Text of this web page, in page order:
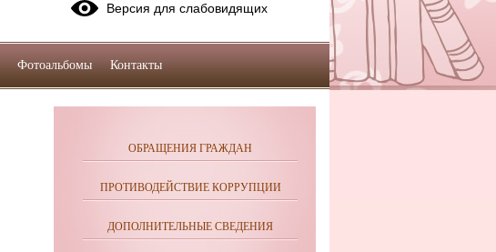
ОБРАЩЕНИЯ ГРАЖДАН
ПРОТИВОДЕЙСТВИЕ КОРРУПЦИИ
ДОПОЛНИТЕЛЬНЫЕ СВЕДЕНИЯ
Версия для слабовидящих
Фотоальбомы Контакты